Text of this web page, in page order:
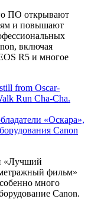
ПО открывают
и повышают
включая
R5 и многое
«Оскара»,
Canon
«Лучший
фильм»
много
Canon.